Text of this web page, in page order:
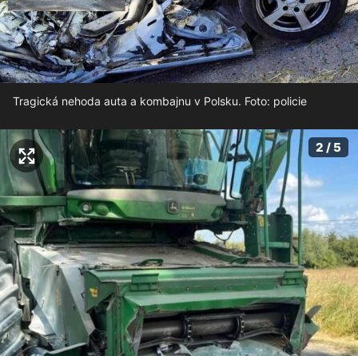
Tragická nehoda auta a kombajnu v Polsku. Foto: policie
2 / 5